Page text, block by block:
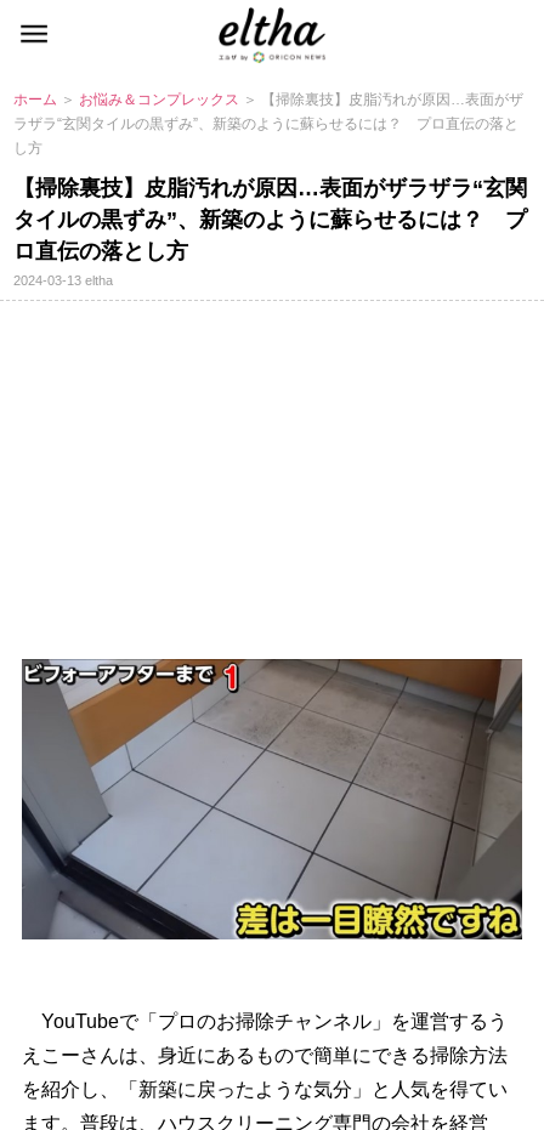
ホーム ＞ お悩み＆コンプレックス ＞ 【掃除裏技】皮脂汚れが原因…表面がザ
ラザラ“玄関タイルの黒ずみ”、新築のように蘇らせるには？ プロ直伝の落と
し方
【掃除裏技】皮脂汚れが原因…表面がザラザラ“玄関
タイルの黒ずみ”、新築のように蘇らせるには？ プ
ロ直伝の落とし方
2024-03-13eltha
YouTubeで「プロのお掃除チャンネル」を運営するう
えこーさんは、身近にあるもので簡単にできる掃除方法
を紹介し、「新築に戻ったような気分」と人気を得てい
ます。普段は、ハウスクリーニング専門の会社を経営